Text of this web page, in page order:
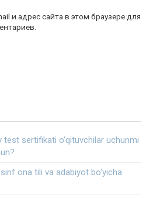
и адрес сайта в этом браузере для
test sertifikati o‘qituvchilar uchunmi
ona tili va adabiyot bo‘yicha